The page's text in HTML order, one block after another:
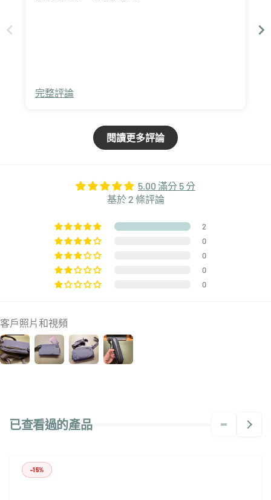
完整評論
閱讀更多評論
5.00 滿分 5 分
基於 2 條評論
2
0
0
0
0
客戶照片和視頻
已查看過的產品
-15%